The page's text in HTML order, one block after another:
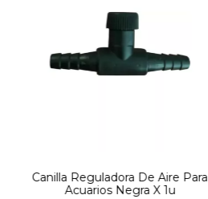
Canilla Reguladora De Aire Para
Acuarios Negra X 1u